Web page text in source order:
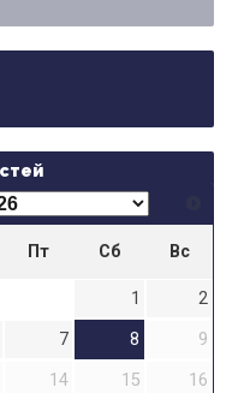
Пт Сб Вс
1
2
7 8
9
14 15
16